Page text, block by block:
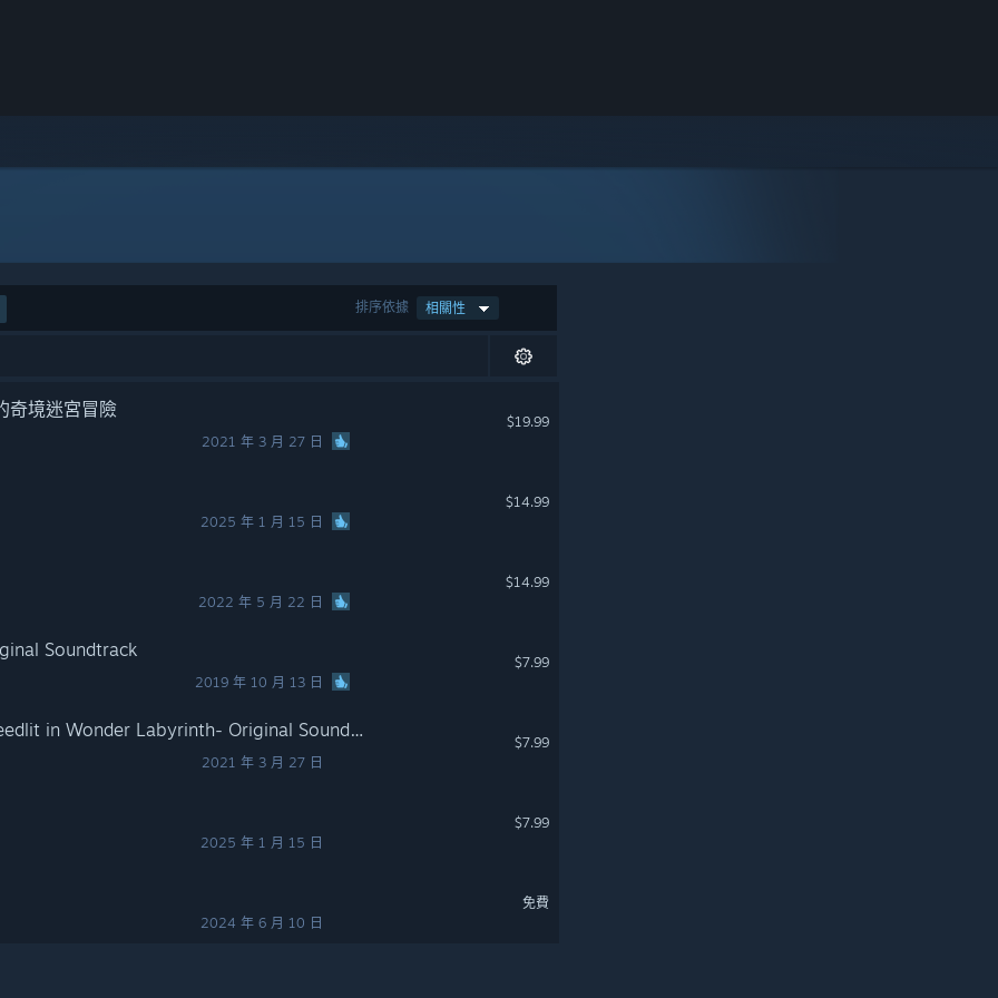
排序依據 相關性
奇境迷宮冒險
2021 年 3 月 27 日
$19.99
2025 年 1 月 15 日
$14.99
2022 年 5 月 22 日
$14.99
Soundtrack
2019 年 10 月 13 日
$7.99
Record of Lodoss War-Deedlit in Wonder Labyrinth- Original Soundtrack
2021 年 3 月 27 日
$7.99
2025 年 1 月 15 日
$7.99
2024 年 6 月 10 日
免費